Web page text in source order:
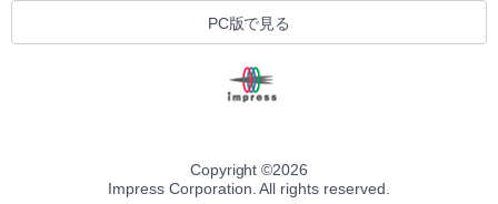
PC版で見る
Copyright ©2026
Impress Corporation. All rights reserved.